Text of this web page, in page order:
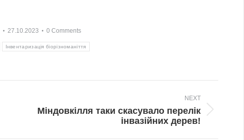
27.10.2023 0 Comments
Інвентаризація біорізноманіття
NEXT
Next
Міндовкілля таки скасувало перелік
інвазійних дерев!